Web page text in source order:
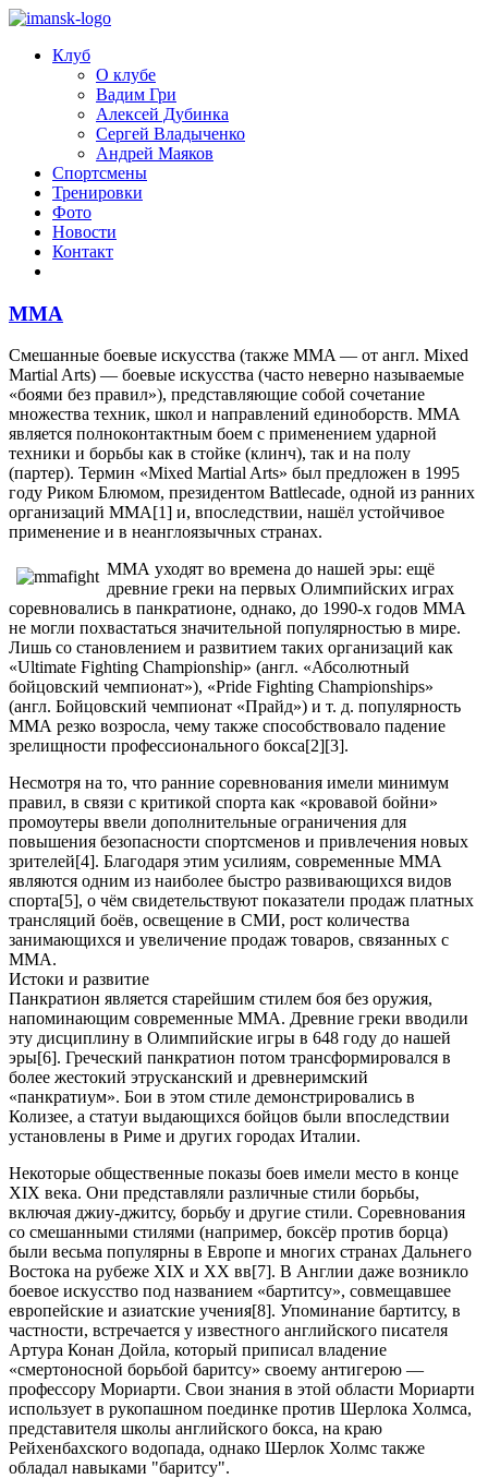
Клуб
О клубе
Вадим Гри
Алексей Дубинка
Сергей Владыченко
Андрей Маяков
Спортсмены
Тренировки
Фото
Новости
Контакт
MMA
Смешанные боевые искусства (также MMA — от англ. Mixed
Martial Arts) — боевые искусства (часто неверно называемые
«боями без правил»), представляющие собой сочетание
множества техник, школ и направлений единоборств. ММА
является полноконтактным боем с применением ударной
техники и борьбы как в стойке (клинч), так и на полу
(партер). Термин «Mixed Martial Arts» был предложен в 1995
году Риком Блюмом, президентом Battlecade, одной из ранних
организаций ММА[1] и, впоследствии, нашёл устойчивое
применение и в неанглоязычных странах.
ММА уходят во времена до нашей эры: ещё
древние греки на первых Олимпийских играх
соревновались в панкратионе, однако, до 1990-х годов ММА
не могли похвастаться значительной популярностью в мире.
Лишь со становлением и развитием таких организаций как
«Ultimate Fighting Championship» (англ. «Абсолютный
бойцовский чемпионат»), «Pride Fighting Championships»
(англ. Бойцовский чемпионат «Прайд») и т. д. популярность
ММА резко возросла, чему также способствовало падение
зрелищности профессионального бокса[2][3].
Несмотря на то, что ранние соревнования имели минимум
правил, в связи с критикой спорта как «кровавой бойни»
промоутеры ввели дополнительные ограничения для
повышения безопасности спортсменов и привлечения новых
зрителей[4]. Благодаря этим усилиям, современные ММА
являются одним из наиболее быстро развивающихся видов
спорта[5], о чём свидетельствуют показатели продаж платных
трансляций боёв, освещение в СМИ, рост количества
занимающихся и увеличение продаж товаров, связанных с
ММА.
Истоки и развитие
Панкратион является старейшим стилем боя без оружия,
напоминающим современные ММА. Древние греки вводили
эту дисциплину в Олимпийские игры в 648 году до нашей
эры[6]. Греческий панкратион потом трансформировался в
более жестокий этрусканский и древнеримский
«панкратиум». Бои в этом стиле демонстрировались в
Колизее, а статуи выдающихся бойцов были впоследствии
установлены в Риме и других городах Италии.
Некоторые общественные показы боев имели место в конце
XIX века. Они представляли различные стили борьбы,
включая джиу-джитсу, борьбу и другие стили. Соревнования
со смешанными стилями (например, боксёр против борца)
были весьма популярны в Европе и многих странах Дальнего
Востока на рубеже XIX и XX вв[7]. В Англии даже возникло
боевое искусство под названием «бартитсу», совмещавшее
европейские и азиатские учения[8]. Упоминание бартитсу, в
частности, встречается у известного английского писателя
Артура Конан Дойла, который приписал владение
«смертоносной борьбой баритсу» своему антигерою —
профессору Мориарти. Свои знания в этой области Мориарти
использует в рукопашном поединке против Шерлока Холмса,
представителя школы английского бокса, на краю
Рейхенбахского водопада, однако Шерлок Холмс также
обладал навыками "баритсу".